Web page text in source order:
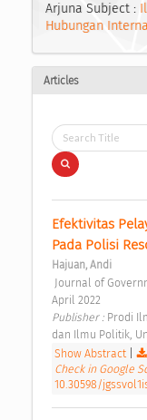
Arjuna Subject :
Hubungan
Articles
Efektivitas
Pada Polisi
Hajuan, Andi
April 2022
Publisher : Prodi
dan Ilmu Politik,
Show Abstract
Check in Google
10.30598/